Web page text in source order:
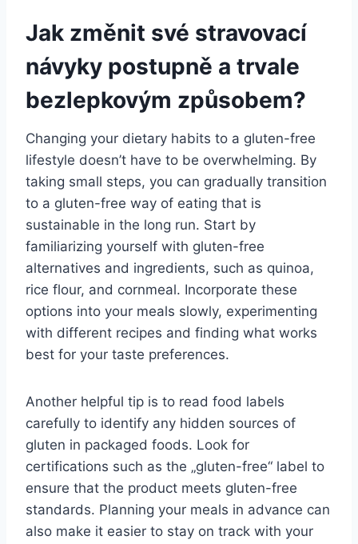
Jak změnit své stravovací
návyky postupně a trvale
bezlepkovým způsobem?
Changing your dietary habits to a gluten-free
lifestyle doesn’t have to be overwhelming. By
taking small steps, you can gradually transition
to a gluten-free way of eating that is
sustainable in the long run. Start by
familiarizing yourself with gluten-free
alternatives and ingredients, such as quinoa,
rice flour, and cornmeal. Incorporate these
options into your meals slowly, experimenting
with different recipes and finding what works
best for your taste preferences.
Another helpful tip is to read food labels
carefully to identify any hidden sources of
gluten in packaged foods. Look for
certifications such as the „gluten-free“ label to
ensure that the product meets gluten-free
standards. Planning your meals in advance can
also make it easier to stay on track with your